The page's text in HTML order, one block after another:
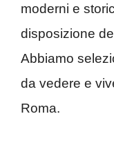
moderni e
disposizione
Abbiamo
da vedere e
Roma.